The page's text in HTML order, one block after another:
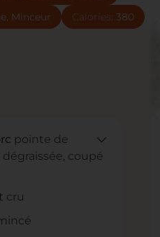
Minceur Calories: 380
pointe de
coupé
cru